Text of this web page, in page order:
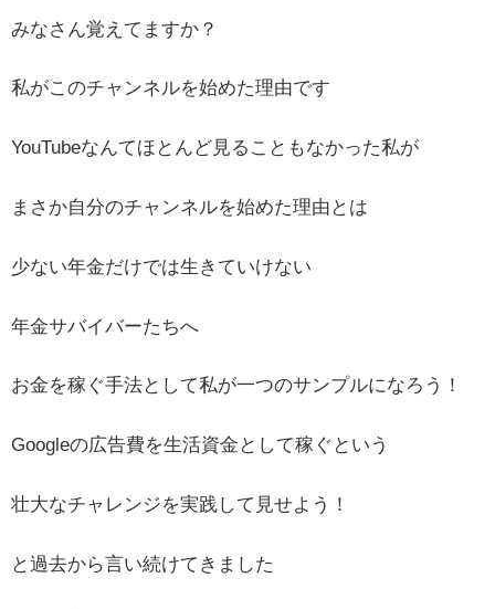
みなさん覚えてますか？
私がこのチャンネルを始めた理由です
YouTubeなんてほとんど見ることもなかった私が
まさか自分のチャンネルを始めた理由とは
少ない年金だけでは生きていけない
年金サバイバーたちへ
お金を稼ぐ手法として私が一つのサンプルになろう！
Googleの広告費を生活資金として稼ぐという
壮大なチャレンジを実践して見せよう！
と過去から言い続けてきました